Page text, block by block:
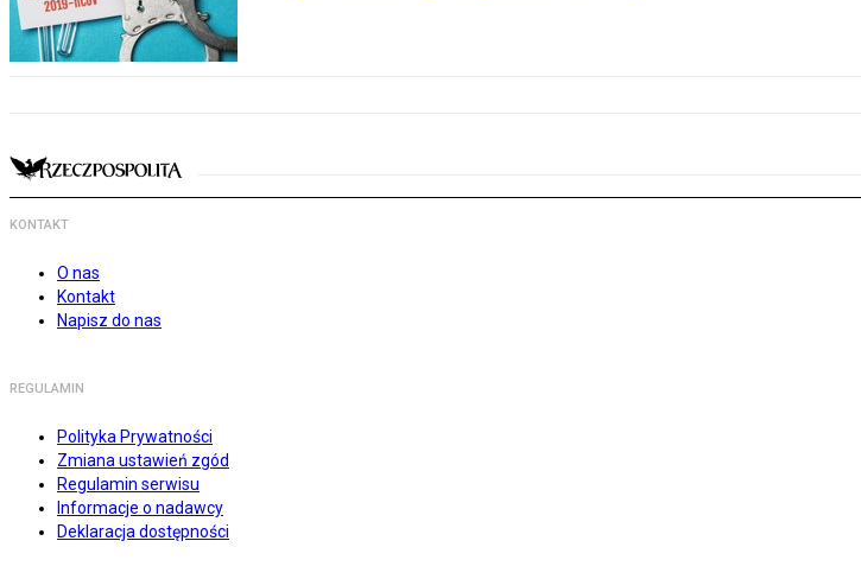
KONTAKT
O nas
Kontakt
Napisz do nas
REGULAMIN
Polityka Prywatności
Zmiana ustawień zgód
Regulamin serwisu
Informacje o nadawcy
Deklaracja dostępności